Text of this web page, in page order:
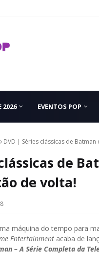
2026 EVENTOS POP
DVD | Séries clássicas de
de
de volta!
máquina do tempo para
Entertainment acaba de
– A Série Completa da